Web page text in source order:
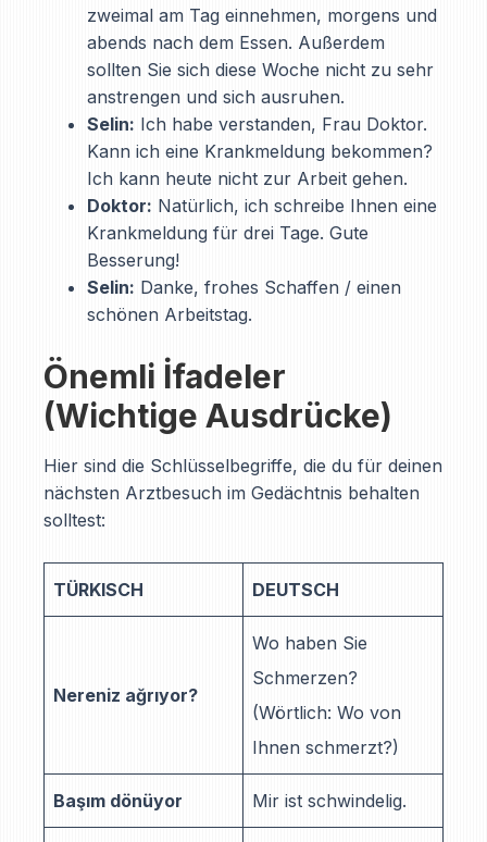
zweimal am Tag einnehmen, morgens und
abends nach dem Essen. Außerdem
sollten Sie sich diese Woche nicht zu sehr
anstrengen und sich ausruhen.
Selin: Ich habe verstanden, Frau Doktor.
Kann ich eine Krankmeldung bekommen?
Ich kann heute nicht zur Arbeit gehen.
Doktor: Natürlich, ich schreibe Ihnen eine
Krankmeldung für drei Tage. Gute
Besserung!
Selin: Danke, frohes Schaffen / einen
schönen Arbeitstag.
Önemli İfadeler
(Wichtige Ausdrücke)
Hier sind die Schlüsselbegriffe, die du für deinen
nächsten Arztbesuch im Gedächtnis behalten
solltest:
TÜRKISCH DEUTSCH
Nereniz ağrıyor?
Wo haben Sie
Schmerzen?
(Wörtlich: Wo von
Ihnen schmerzt?)
Başım dönüyor Mir ist schwindelig.